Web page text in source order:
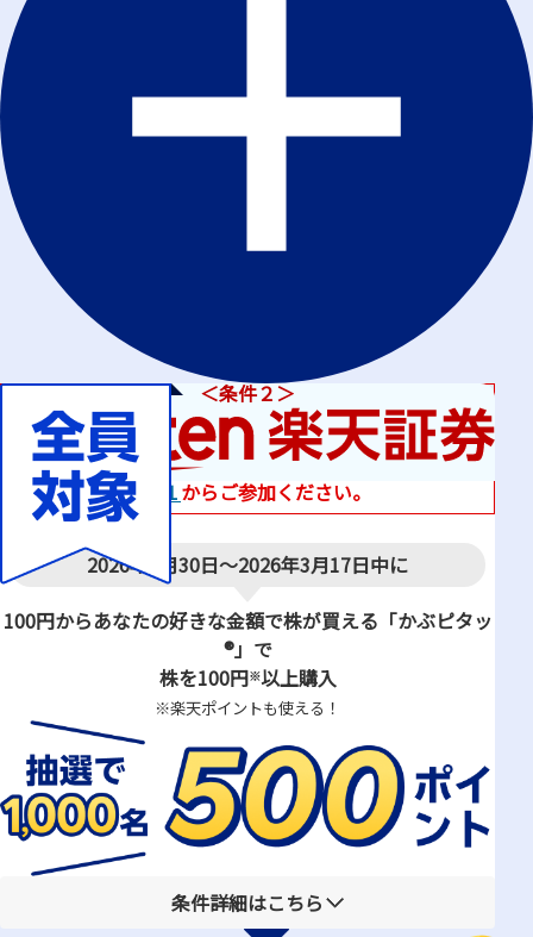
＜条件２＞
※楽天家計簿アプリに
会員登録されていることが必須です。
楽天家計簿会員でない方は
条件１からご参加ください。
2026年1月30日〜2026年3月17日中に
100円からあなたの好きな金額で株が買える 「かぶピタッ
®」で
株を100円※以上購入
※楽天ポイントも使える！
条件詳細はこちら